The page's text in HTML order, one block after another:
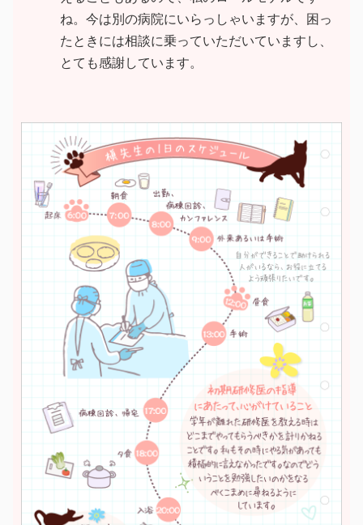
ね。今は別の病院にいらっしゃいますが、困っ
たときには相談に乗っていただいていますし、
とても感謝しています。